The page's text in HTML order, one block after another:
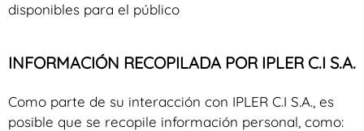
disponibles para el público
INFORMACIÓN RECOPILADA POR IPLER C.I S.A.
Como parte de su interacción con IPLER C.I S.A., es
posible que se recopile información personal, como: